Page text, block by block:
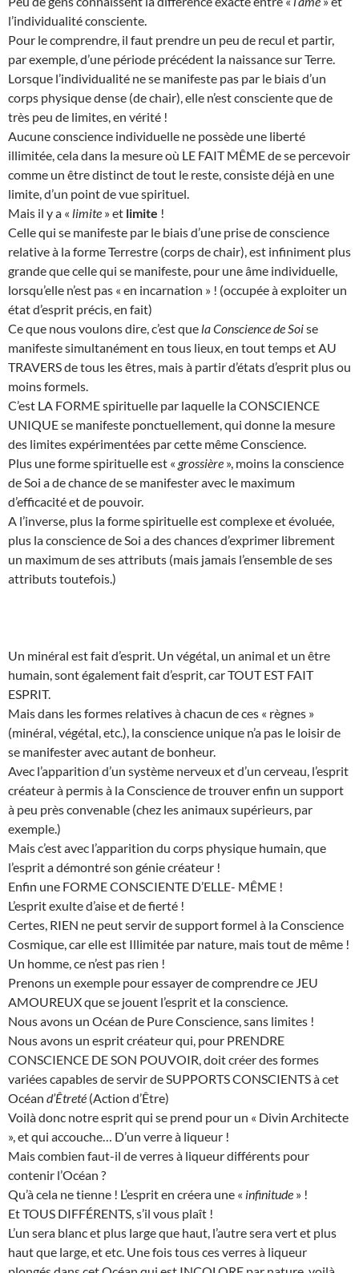
l’individualité consciente.
Pour le comprendre, il faut prendre un peu de recul et partir,
par exemple, d’une période précédent la naissance sur Terre.
Lorsque l’individualité ne se manifeste pas par le biais d’un
corps physique dense (de chair), elle n’est consciente que de
très peu de limites, en vérité !
Aucune conscience individuelle ne possède une liberté
illimitée, cela dans la mesure où LE FAIT MÊME de se percevoir
comme un être distinct de tout le reste, consiste déjà en une
limite, d’un point de vue spirituel.
Mais il y a « limite » et limite !
Celle qui se manifeste par le biais d’une prise de conscience
relative à la forme Terrestre (corps de chair), est infiniment plus
grande que celle qui se manifeste, pour une âme individuelle,
lorsqu’elle n’est pas « en incarnation » ! (occupée à exploiter un
état d’esprit précis, en fait)
Ce que nous voulons dire, c’est que la Conscience de Soise
manifeste simultanément en tous lieux, en tout temps et AU
TRAVERS de tous les êtres, mais à partir d’états d’esprit plus ou
moins formels.
C’est LA FORME spirituelle par laquelle la CONSCIENCE
UNIQUE se manifeste ponctuellement, qui donne la mesure
des limites expérimentées par cette même Conscience.
Plus une forme spirituelle est « grossière », moins la conscience
de Soi a de chance de se manifester avec le maximum
d’efficacité et de pouvoir.
A l’inverse, plus la forme spirituelle est complexe et évoluée,
plus la conscience de Soi a des chances d’exprimer librement
un maximum de ses attributs (mais jamais l’ensemble de ses
attributs toutefois.)
Un minéral est fait d’esprit. Un végétal, un animal et un être
humain, sont également fait d’esprit, car TOUT EST FAIT
ESPRIT.
Mais dans les formes relatives à chacun de ces « règnes »
(minéral, végétal, etc.), la conscience unique n’a pas le loisir de
se manifester avec autant de bonheur.
Avec l’apparition d’un système nerveux et d’un cerveau, l’esprit
créateur à permis à la Conscience de trouver enfin un support
à peu près convenable (chez les animaux supérieurs, par
exemple.)
Mais c’est avec l’apparition du corps physique humain, que
l’esprit a démontré son génie créateur !
Enfin une FORME CONSCIENTE D’ELLE- MÊME !
L’esprit exulte d’aise et de fierté !
Certes, RIEN ne peut servir de support formel à la Conscience
Cosmique, car elle est Illimitée par nature, mais tout de même !
Un homme, ce n’est pas rien !
Prenons un exemple pour essayer de comprendre ce JEU
AMOUREUX que se jouent l’esprit et la conscience.
Nous avons un Océan de Pure Conscience, sans limites !
Nous avons un esprit créateur qui, pour PRENDRE
CONSCIENCE DE SON POUVOIR, doit créer des formes
variées capables de servir de SUPPORTS CONSCIENTS à cet
Océan d’Êtreté (Action d’Être)
Voilà donc notre esprit qui se prend pour un « Divin Architecte
», et qui accouche… D’un verre à liqueur !
Mais combien faut-il de verres à liqueur différents pour
contenir l’Océan ?
Qu’à cela ne tienne ! L’esprit en créera une « infinitude » !
Et TOUS DIFFÉRENTS, s’il vous plaît !
L’un sera blanc et plus large que haut, l’autre sera vert et plus
haut que large, et etc. Une fois tous ces verres à liqueur